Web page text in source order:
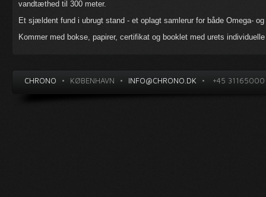
vandtæthed til 300 meter.
Et sjældent fund i ubrugt stand - et oplagt samlerur for både Omega-
Kommer med bokse, papirer, certifikat og booklet med urets
CHRONO • KØBENHAVN • INFO@CHRONO.DK • +45 31165000